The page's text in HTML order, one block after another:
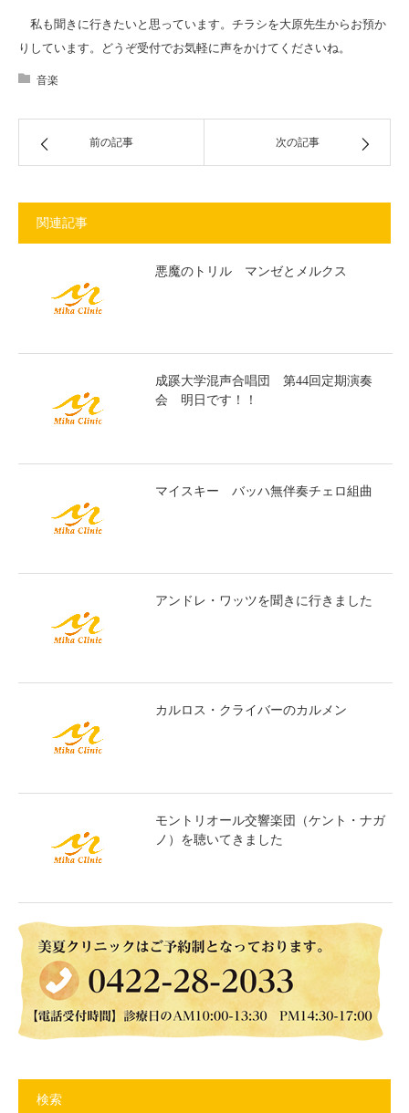
私も聞きに行きたいと思っています。チラシを大原先生からお預か
りしています。どうぞ受付でお気軽に声をかけてくださいね。
音楽
前の記事 次の記事
関連記事
悪魔のトリル マンゼとメルクス
成蹊大学混声合唱団 第44回定期演奏
会 明日です！！
マイスキー バッハ無伴奏チェロ組曲
アンドレ・ワッツを聞きに行きました
カルロス・クライバーのカルメン
モントリオール交響楽団（ケント・ナガ
ノ）を聴いてきました
検索